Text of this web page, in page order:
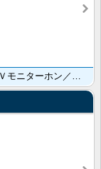
インターネット無料／ペット相談／独立洗面台ＴＶモニターホン／浴室乾燥機／温水洗浄便座／ＩＨコンロ／バ･･･